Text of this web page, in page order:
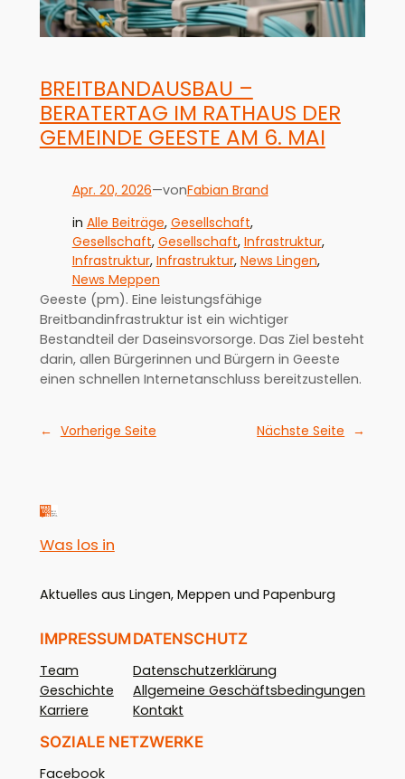
BREITBANDAUSBAU –
BERATERTAG IM RATHAUS DER
GEMEINDE GEESTE AM 6. MAI
Apr. 20, 2026—vonFabian Brand
in Alle Beiträge, Gesellschaft,
Gesellschaft, Gesellschaft, Infrastruktur,
Infrastruktur, Infrastruktur, News Lingen,
News Meppen
Geeste (pm). Eine leistungsfähige
Breitbandinfrastruktur ist ein wichtiger
Bestandteil der Daseinsvorsorge. Das Ziel besteht
darin, allen Bürgerinnen und Bürgern in Geeste
einen schnellen Internetanschluss bereitzustellen.
← Vorherige Seite Nächste Seite →
Was los in
Aktuelles aus Lingen, Meppen und Papenburg
IMPRESSUM
Team
Geschichte
Karriere
DATENSCHUTZ
Datenschutzerklärung
Allgemeine Geschäftsbedingungen
Kontakt
SOZIALE NETZWERKE
Facebook